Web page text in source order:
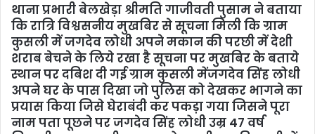
थाना प्रभारी बेलखेड़ा श्रीमति गाजीवती पुसाम ने बताया
कि रात्रि विश्वसनीय मुखबिर से सूचना मिली कि ग्राम
कुसली में जगदेव लोधी अपने मकान की परछी में देशी
शराब बेचने के लिये रखा है सूचना पर मुखबिर के बताये
स्थान पर दबिश दी गई ग्राम कुसली मेंजगदेव सिंह लोधी
अपने घर के पास दिखा जो पुलिस को देखकर भागने का
प्रयास किया जिसे घेराबंदी कर पकड़ा गया जिसने पूरा
नाम पता पूछने पर जगदेव सिंह लोधी उम्र 47 वर्ष